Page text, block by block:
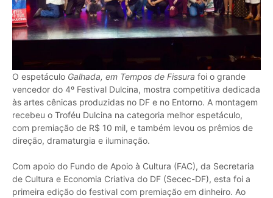
O espetáculo Galhada, em Tempos de Fissura foi o grande
vencedor do 4º Festival Dulcina, mostra competitiva dedicada
às artes cênicas produzidas no DF e no Entorno. A montagem
recebeu o Troféu Dulcina na categoria melhor espetáculo,
com premiação de R$ 10 mil, e também levou os prêmios de
direção, dramaturgia e iluminação.
Com apoio do Fundo de Apoio à Cultura (FAC), da Secretaria
de Cultura e Economia Criativa do DF (Secec-DF), esta foi a
primeira edição do festival com premiação em dinheiro. Ao